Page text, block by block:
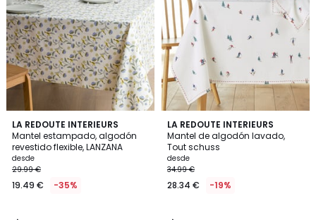
LA REDOUTE INTERIEURS
Mantel estampado, algodón
revestido flexible, LANZANA
desde
29.99 €
19.49 € -35%
5
/
5
LA REDOUTE INTERIEURS
Mantel de algodón lavado,
Tout schuss
desde
34.99 €
28.34 € -19%
4,9
/ 5